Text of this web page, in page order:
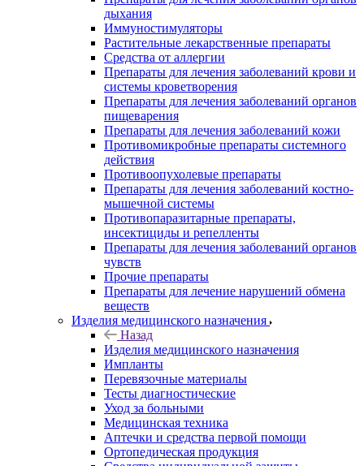
дыхания
Иммуностимуляторы
Растительные лекарственные препараты
Средства от аллергии
Препараты для лечения заболеваний крови и
системы кроветворения
Препараты для лечения заболеваний органов
пищеварения
Препараты для лечения заболеваний кожи
Противомикробные препараты системного
действия
Противоопухолевые препараты
Препараты для лечения заболеваний костно-
мышечной системы
Противопаразитарные препараты,
инсектициды и репелленты
Препараты для лечения заболеваний органов
чувств
Прочие препараты
Препараты для лечение нарушений обмена
веществ
Изделия медицинского назначения
Назад
Изделия медицинского назначения
Импланты
Перевязочные материалы
Тесты диагностические
Уход за больными
Медицинская техника
Аптечки и средства первой помощи
Ортопедическая продукция